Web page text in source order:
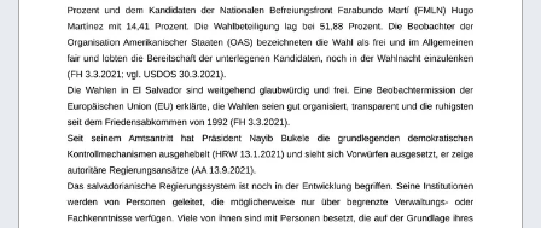
Prozent   und   dem   Kandidaten   der   Nationalen   Befreiungsfront   Farabundo   Martí   (FMLN)   Hugo
Martínez   mit   14,41   Prozent.   Die   Wahlbeteiligung   lag   bei   51,88   Prozent.   Die   Beobachter   der
Organisation Amerikanischer Staaten (OAS) bezeichneten die Wahl als frei und im Allgemeinen
fair und lobten die Bereitschaft der unterlegenen Kandidaten, noch in der Wahlnacht einzulenken
(FH 3.3.2021; vgl. USDOS 30.3.2021).
Die   Wahlen   in   El   Salvador   sind   weitgehend   glaubwürdig   und   frei.   Eine   Beobachtermission   der
Europäischen Union (EU) erklärte, die Wahlen seien gut organisiert, transparent und die ruhigsten
seit dem Friedensabkommen von 1992 (FH 3.3.2021).
Seit   seinem   Amtsantritt   hat   Präsident   Nayib   Bukele   die   grundlegenden   demokratischen
Kontrollmechanismen ausgehebelt (HRW 13.1.2021) und sieht sich Vorwürfen ausgesetzt, er zeige
autoritäre Regierungsansätze (AA 13.9.2021).
Das salvadorianische Regierungssystem ist noch in der Entwicklung begriffen. Seine Institutionen
werden   von   Personen   geleitet,   die   möglicherweise   nur   über   begrenzte   Verwaltungs-   oder
Fachkenntnisse verfügen. Viele von ihnen sind mit Personen besetzt, die auf der Grundlage ihres